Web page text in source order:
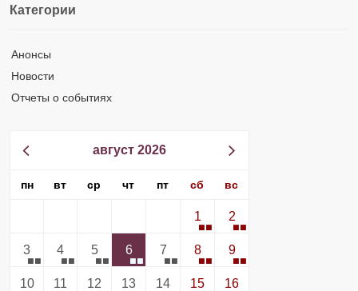
Категории
Анонсы
Новости
Отчеты о событиях
август 2026
пн вт ср чт пт сб вс
1 2
3 4 5 6 7 8 9
10 11 12 13 14 15 16